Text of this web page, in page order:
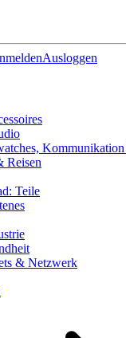
Ausloggen
Reisen
Teile
& Netzwerk